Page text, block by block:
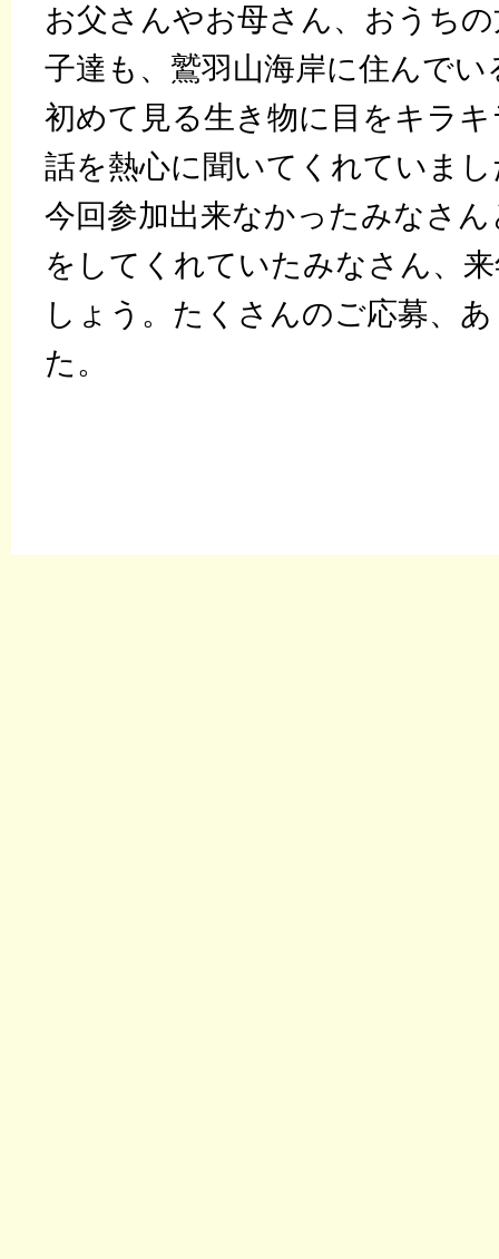
お父さんやお母さん、おうち
子達も、鷲羽山海岸に住んで
初めて見る生き物に目をキラ
話を熱心に聞いてくれていま
今回参加出来なかったみなさ
をしてくれていたみなさん、
しょう。たくさんのご応募、
た。